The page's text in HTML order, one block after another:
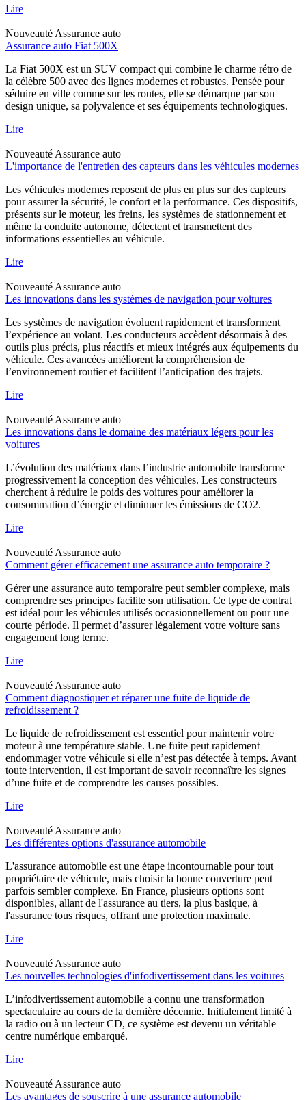
Lire
Nouveauté Assurance auto
Assurance auto Fiat 500X
La Fiat 500X est un SUV compact qui combine le charme rétro de
la célèbre 500 avec des lignes modernes et robustes. Pensée pour
séduire en ville comme sur les routes, elle se démarque par son
design unique, sa polyvalence et ses équipements technologiques.
Lire
Nouveauté Assurance auto
L'importance de l'entretien des capteurs dans les véhicules modernes
Les véhicules modernes reposent de plus en plus sur des capteurs
pour assurer la sécurité, le confort et la performance. Ces dispositifs,
présents sur le moteur, les freins, les systèmes de stationnement et
même la conduite autonome, détectent et transmettent des
informations essentielles au véhicule.
Lire
Nouveauté Assurance auto
Les innovations dans les systèmes de navigation pour voitures
Les systèmes de navigation évoluent rapidement et transforment
l’expérience au volant. Les conducteurs accèdent désormais à des
outils plus précis, plus réactifs et mieux intégrés aux équipements du
véhicule. Ces avancées améliorent la compréhension de
l’environnement routier et facilitent l’anticipation des trajets.
Lire
Nouveauté Assurance auto
Les innovations dans le domaine des matériaux légers pour les
voitures
L’évolution des matériaux dans l’industrie automobile transforme
progressivement la conception des véhicules. Les constructeurs
cherchent à réduire le poids des voitures pour améliorer la
consommation d’énergie et diminuer les émissions de CO2.
Lire
Nouveauté Assurance auto
Comment gérer efficacement une assurance auto temporaire ?
Gérer une assurance auto temporaire peut sembler complexe, mais
comprendre ses principes facilite son utilisation. Ce type de contrat
est idéal pour les véhicules utilisés occasionnellement ou pour une
courte période. Il permet d’assurer légalement votre voiture sans
engagement long terme.
Lire
Nouveauté Assurance auto
Comment diagnostiquer et réparer une fuite de liquide de
refroidissement ?
Le liquide de refroidissement est essentiel pour maintenir votre
moteur à une température stable. Une fuite peut rapidement
endommager votre véhicule si elle n’est pas détectée à temps. Avant
toute intervention, il est important de savoir reconnaître les signes
d’une fuite et de comprendre les causes possibles.
Lire
Nouveauté Assurance auto
Les différentes options d'assurance automobile
L'assurance automobile est une étape incontournable pour tout
propriétaire de véhicule, mais choisir la bonne couverture peut
parfois sembler complexe. En France, plusieurs options sont
disponibles, allant de l'assurance au tiers, la plus basique, à
l'assurance tous risques, offrant une protection maximale.
Lire
Nouveauté Assurance auto
Les nouvelles technologies d'infodivertissement dans les voitures
L’infodivertissement automobile a connu une transformation
spectaculaire au cours de la dernière décennie. Initialement limité à
la radio ou à un lecteur CD, ce système est devenu un véritable
centre numérique embarqué.
Lire
Nouveauté Assurance auto
Les avantages de souscrire à une assurance automobile